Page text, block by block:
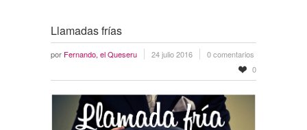
Llamadas frías
por Fernando, el Queseru 24 julio 2016
0 comentarios
0